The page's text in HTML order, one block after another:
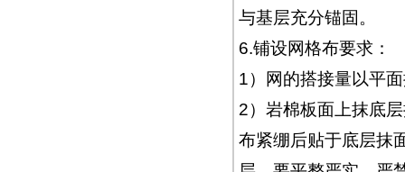
与基层充分锚固。
6.铺设网格布要求：
1）网的搭接量以平
2）岩棉板面上抹底
布紧绷后贴于底层抹